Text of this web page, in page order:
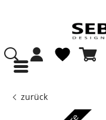
zurück